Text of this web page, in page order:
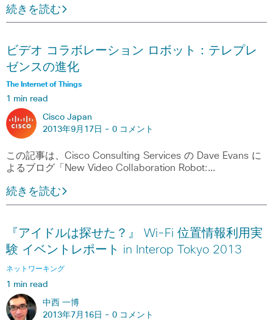
続きを読む
ビデオ コラボレーション ロボット：テレプレ
ゼンスの進化
The Internet of Things
1 min read
Cisco Japan
2013年9月17日 - 0 コメント
この記事は、Cisco Consulting Services の Dave Evans に
よるブログ「New Video Collaboration Robot:…
続きを読む
『アイドルは探せた？』 Wi-Fi 位置情報利用実
験 イベントレポート in Interop Tokyo 2013
ネットワーキング
1 min read
中西 一博
2013年7月16日 - 0 コメント